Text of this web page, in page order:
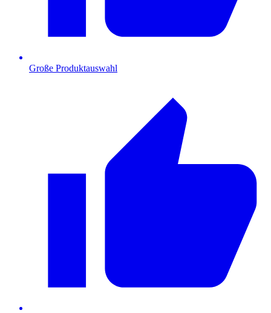
Große Produktauswahl